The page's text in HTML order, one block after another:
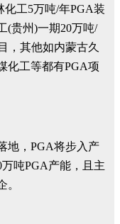
化工5万吨/年PGA装
(贵州)一期20万吨/
，其他如内蒙古久
化工等都有PGA项
地，PGA将步入产
吨PGA产能，且主
。